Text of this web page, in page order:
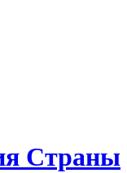
Страны